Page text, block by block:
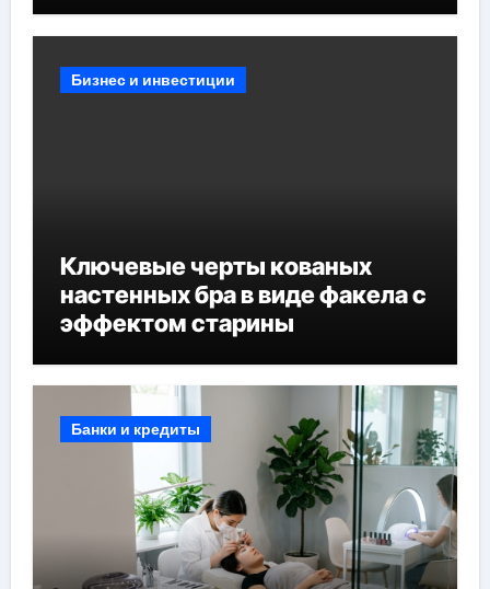
Бизнес и инвестиции
Ключевые черты кованых
настенных бра в виде факела с
эффектом старины
Банки и кредиты